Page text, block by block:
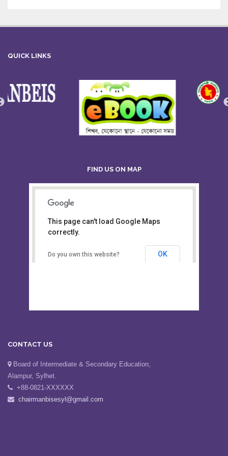
QUICK LINKS
Board of Intermediate &
Secondary Education, Alampur,
Sylhet
This page can't load Google Maps
Board of Intermediate & Secondary Education,
Alampur, Sylhet.
+88-0821-XXXXXX